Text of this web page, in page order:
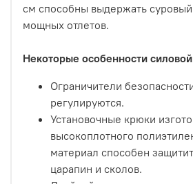
см способны выдержать
мощных отлетов.
Некоторые особенности
Ограничители
регулируются.
Установочные крюки
высокоплотного
материал способен
царапин и сколов.